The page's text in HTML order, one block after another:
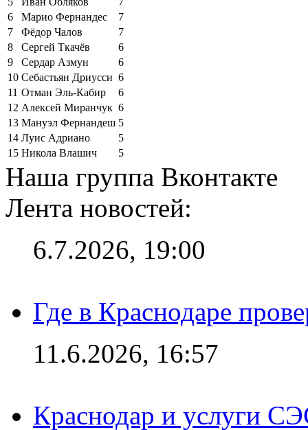
6
Марио Фернандес
7
7
Фёдор Чалов
7
8
Сергей Ткачёв
6
9
Сердар Азмун
6
10 Себастьян Дриусси 6
11 Отман Эль-Кабир
6
12 Алексей Миранчук 6
13 Мануэл Фернандеш 5
14 Луис Адриано
5
15 Никола Влашич 5
Наша группа Вконтакте
Лента новостей:
6.7.2026, 19:00
Где в Краснодаре
11.6.2026, 16:57
Краснодар и услуги